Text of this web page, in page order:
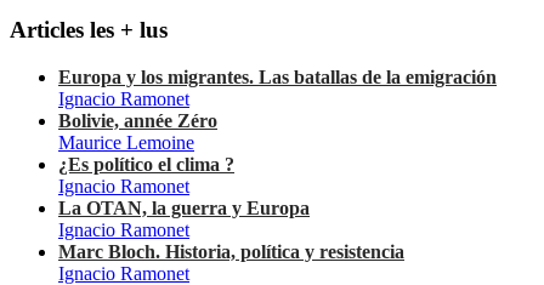
Articles les + lus
Europa y los migrantes. Las batallas de la emigración
Ignacio Ramonet
Bolivie, année Zéro
Maurice Lemoine
¿Es político el clima ?
Ignacio Ramonet
La OTAN, la guerra y Europa
Ignacio Ramonet
Marc Bloch. Historia, política y resistencia
Ignacio Ramonet